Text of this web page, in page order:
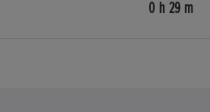
0 h 29 m